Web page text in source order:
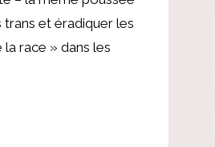
et éradiquer les
race » dans les